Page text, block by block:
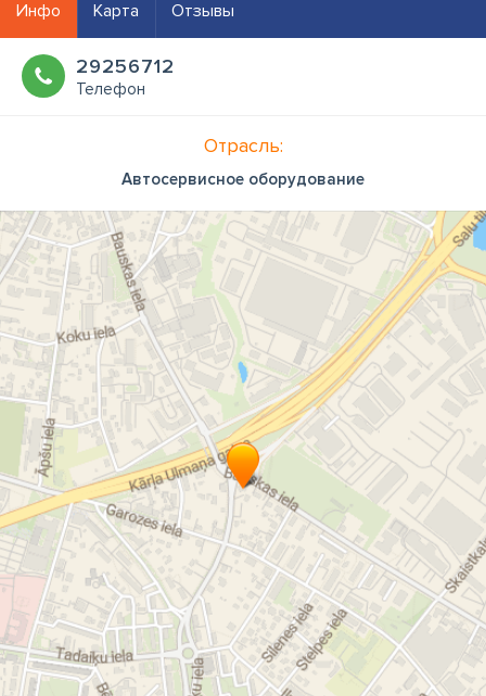
Инфо Карта Отзывы
29256712
Телефон
Отрасль:
Автосервисное оборудование